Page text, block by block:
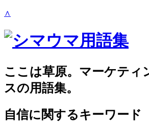
∧
ここは草原。マーケティ
スの用語集。
自信に関するキーワード